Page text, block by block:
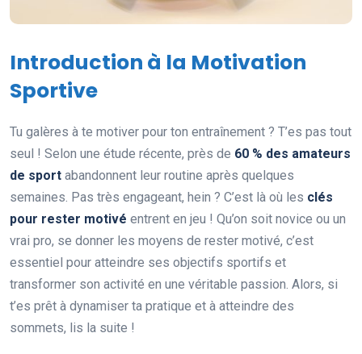
Introduction à la Motivation
Sportive
Tu galères à te motiver pour ton entraînement ? T’es pas tout
seul ! Selon une étude récente, près de 60 % des amateurs
de sport abandonnent leur routine après quelques
semaines. Pas très engageant, hein ? C’est là où les clés
pour rester motivé entrent en jeu ! Qu’on soit novice ou un
vrai pro, se donner les moyens de rester motivé, c’est
essentiel pour atteindre ses objectifs sportifs et
transformer son activité en une véritable passion. Alors, si
t’es prêt à dynamiser ta pratique et à atteindre des
sommets, lis la suite !